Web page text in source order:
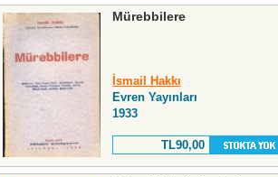
Mürebbilere
İsmail Hakkı
Evren Yayınları
1933
TL90,00